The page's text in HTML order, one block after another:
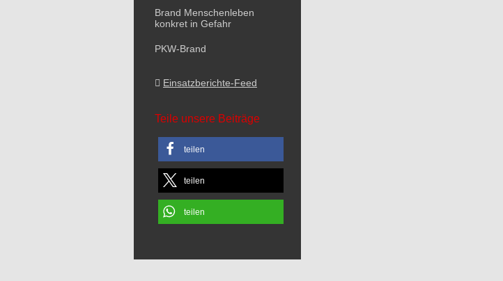
Brand Menschenleben
konkret in Gefahr
PKW-Brand
Einsatzberichte-Feed
Teile unsere Beiträge
teilen
teilen
teilen